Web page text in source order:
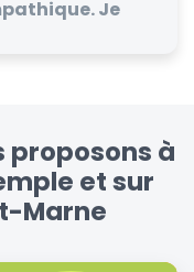
Je
proposons à
et sur
Marne